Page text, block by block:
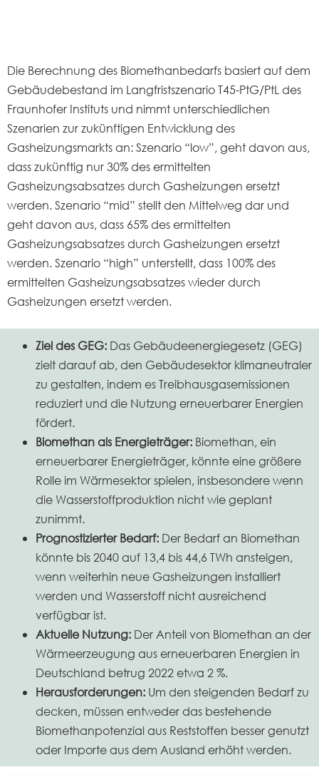
Die Berechnung des Biomethanbedarfs basiert auf dem
Gebäudebestand im Langfristszenario T45-PtG/PtL des
Fraunhofer Instituts und nimmt unterschiedlichen
Szenarien zur zukünftigen Entwicklung des
Gasheizungsmarkts an: Szenario “low”, geht davon aus,
dass zukünftig nur 30% des ermittelten
Gasheizungsabsatzes durch Gasheizungen ersetzt
werden. Szenario “mid” stellt den Mittelweg dar und
geht davon aus, dass 65% des ermittelten
Gasheizungsabsatzes durch Gasheizungen ersetzt
werden. Szenario “high” unterstellt, dass 100% des
ermittelten Gasheizungsabsatzes wieder durch
Gasheizungen ersetzt werden.
Ziel des GEG: Das Gebäudeenergiegesetz (GEG)
zielt darauf ab, den Gebäudesektor klimaneutraler
zu gestalten, indem es Treibhausgasemissionen
reduziert und die Nutzung erneuerbarer Energien
fördert.
Biomethan als Energieträger: Biomethan, ein
erneuerbarer Energieträger, könnte eine größere
Rolle im Wärmesektor spielen, insbesondere wenn
die Wasserstoffproduktion nicht wie geplant
zunimmt.
Prognostizierter Bedarf: Der Bedarf an Biomethan
könnte bis 2040 auf 13,4 bis 44,6 TWh ansteigen,
wenn weiterhin neue Gasheizungen installiert
werden und Wasserstoff nicht ausreichend
verfügbar ist.
Aktuelle Nutzung: Der Anteil von Biomethan an der
Wärmeerzeugung aus erneuerbaren Energien in
Deutschland betrug 2022 etwa 2 %.
Herausforderungen: Um den steigenden Bedarf zu
decken, müssen entweder das bestehende
Biomethanpotenzial aus Reststoffen besser genutzt
oder Importe aus dem Ausland erhöht werden.